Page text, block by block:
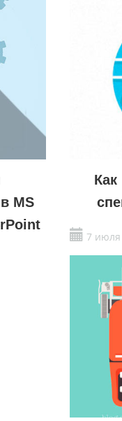
MS
Как
7 июля